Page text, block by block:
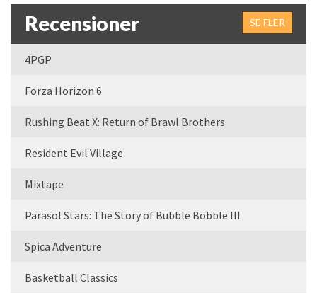
Recensioner SE FLER
4PGP
Forza Horizon 6
Rushing Beat X: Return of Brawl Brothers
Resident Evil Village
Mixtape
Parasol Stars: The Story of Bubble Bobble III
Spica Adventure
Basketball Classics